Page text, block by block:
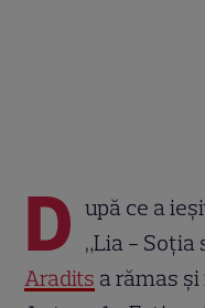
D upă ce a
„Lia - Soția
Aradits a rămas